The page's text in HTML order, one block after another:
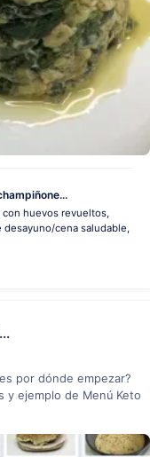
con huevos revueltos,
desayuno/cena saludable,
por dónde empezar?
y ejemplo de Menú Keto